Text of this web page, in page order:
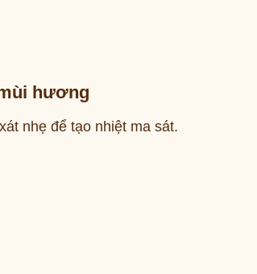
hương
nhẹ để tạo nhiệt ma sát.